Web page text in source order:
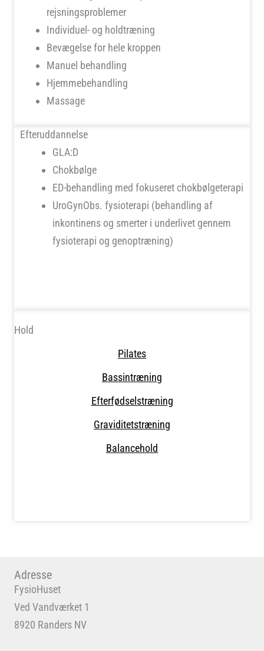
rejsningsproblemer
Individuel- og holdtræning
Bevægelse for hele kroppen
Manuel behandling
Hjemmebehandling
Massage
Efteruddannelse
GLA:D
Chokbølge
ED-behandling med fokuseret chokbølgeterapi
UroGynObs. fysioterapi (behandling af
inkontinens og smerter i underlivet gennem
fysioterapi og genoptræning)
Hold
Pilates
Bassintræning
Efterfødselstræning
Graviditetstræning
Balancehold
Adresse
FysioHuset
Ved Vandværket 1
8920 Randers NV